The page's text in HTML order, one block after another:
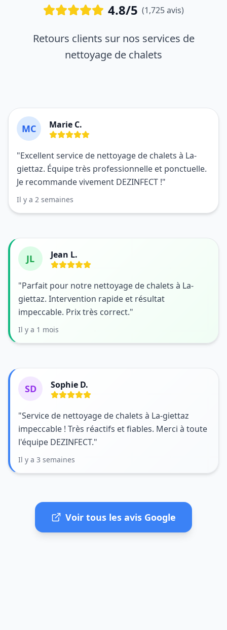
4.8/5 (1,725 avis)
Retours clients sur nos services de
nettoyage de chalets
MC Marie C.
"Excellent service de nettoyage de chalets à La-
giettaz. Équipe très professionnelle et ponctuelle.
Je recommande vivement DEZINFECT !"
Il y a 2 semaines
JL Jean L.
"Parfait pour notre nettoyage de chalets à La-
giettaz. Intervention rapide et résultat
impeccable. Prix très correct."
Il y a 1 mois
SD Sophie D.
"Service de nettoyage de chalets à La-giettaz
impeccable ! Très réactifs et fiables. Merci à toute
l'équipe DEZINFECT."
Il y a 3 semaines
Voir tous les avis Google